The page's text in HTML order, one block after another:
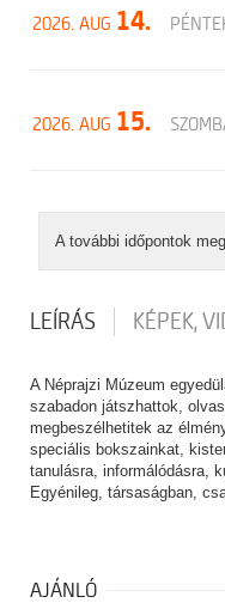
2026. AUG 14.
2026. AUG 15.
A további időpontok
LEÍRÁS KÉPEK,
A Néprajzi Múzeum
szabadon játszhattok,
megbeszélhetitek az
speciális bokszainkat,
tanulásra, informálódásra,
Egyénileg, társaságban,
AJÁNLÓ